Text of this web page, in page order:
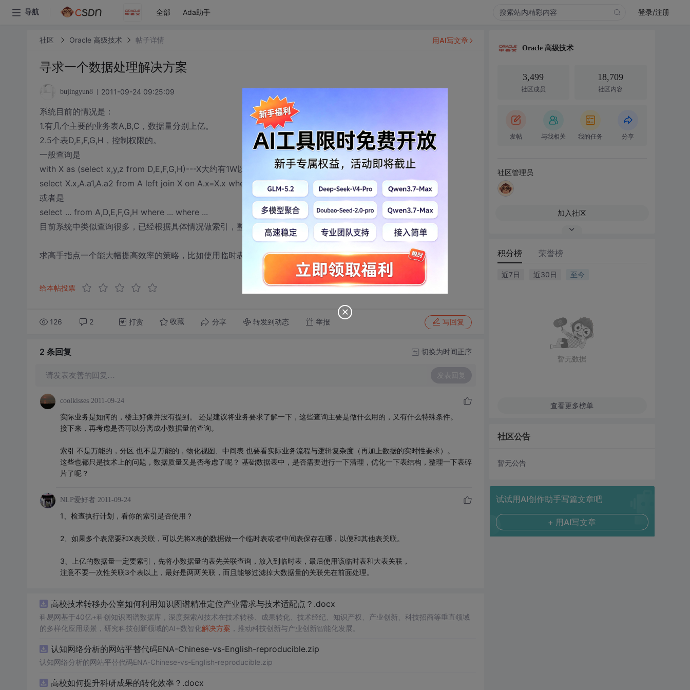
导航 全部 Ada助手 登录/注册
社区 Oracle 高级技术 帖子详情
寻求一个数据处理解决方案
bujingyun8 2011-09-24 09:25:09
系统目前的情况是：
1.有几个主要的业务表A,B,C，数据量分别上亿。
2.5个表D,E,F,G,H，控制权限的。
一般查询是
with X as (select x,y,z from D,E,F,G,H)---X大约有1W以内的记录数
select X.x,A.a1,A.a2 from A left join X on A.x=X.x where ...
或者是
select ... from A,D,E,F,G,H where ... where ...
目前系统中类似查询很多，已经根据具体情况做索引，整体效果感觉很慢
求高手指点一个能大幅提高效率的策略，比如使用临时表，生成中间表，需要注意什么问题
给本帖投票
126 2 打赏 收藏 分享 转发到动态 举报 写回复
用AI写文章
2 条回复 切换为时间正序
请发表友善的回复… 发表回复
coolkisses 2011-09-24
实际业务是如何的，楼主好像并没有提到。 还是建议将业务要求了解一下，这些查询主要是做什么用的，又有什么特殊条件。
接下来，再考虑是否可以分离成小数据量的查询。
索引 不是万能的，分区 也不是万能的，物化视图、中间表 也要看实际业务流程与逻辑复杂度（再加上数据的实时性要求）。
这些也都只是技术上的问题，数据质量又是否考虑了呢？ 基础数据表中，是否需要进行一下清理，优化一下表结构，整理一下表碎
片了呢？
NLP爱好者 2011-09-24
1、检查执行计划，看你的索引是否使用？
2、如果多个表需要和X表关联，可以先将X表的数据做一个临时表或者中间表保存在哪，以便和其他表关联。
3、上亿的数据量一定要索引，先将小数据量的表先关联查询，放入到临时表，最后使用该临时表和大表关联，
注意不要一次性关联3个表以上，最好是两两关联，而且能够过滤掉大数据量的关联先在前面处理。
高校技术转移办公室如何利用知识图谱精准定位产业需求与技术适配点？.docx
科易网基于40亿+科创知识图谱数据库，深度探索AI技术在技术转移、成果转化、技术经纪、知识产权、产业创新、科技招商等垂直领域
的多样化应用场景，研究科技创新领域的AI+数智化解决方案 ，推动科技创新与产业创新智能化发展。
认知网络分析的网站平替代码ENA-Chinese-vs-English-reproducible.zip
认知网络分析的网站平替代码ENA-Chinese-vs-English-reproducible.zip
高校如何提升科研成果的转化效率？.docx
Oracle 高级技术
3,499
社区成员
18,709
社区内容
发帖 与我相关 我的任务 分享
社区管理员
加入社区
积分榜 荣誉榜
近7日 近30日 至今
暂无数据
查看更多榜单
社区公告
暂无公告
试试用AI创作助手写篇文章吧
+ 用AI写文章